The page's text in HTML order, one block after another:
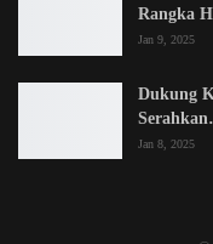
Rangka
Jan 9, 2025
Dukung
Jan 8, 2025